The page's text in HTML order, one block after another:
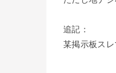
追記：
某掲示板ス